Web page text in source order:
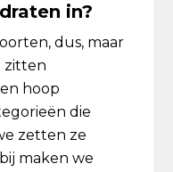
in?
dus, maar
zitten
hoop
die
zetten ze
maken we